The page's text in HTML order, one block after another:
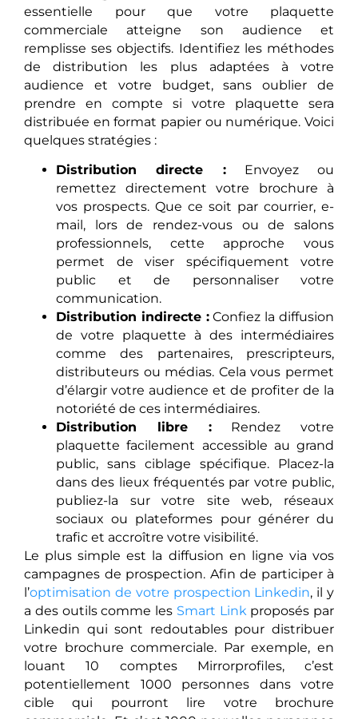
essentielle pour que votre plaquette
commerciale atteigne son audience et
remplisse ses objectifs. Identifiez les méthodes
de distribution les plus adaptées à votre
audience et votre budget, sans oublier de
prendre en compte si votre plaquette sera
distribuée en format papier ou numérique. Voici
quelques stratégies :
Distribution directe :Envoyez ou
remettez directement votre brochure à
vos prospects. Que ce soit par courrier, e-
mail, lors de rendez-vous ou de salons
professionnels, cette approche vous
permet de viser spécifiquement votre
public et de personnaliser votre
communication.
Distribution indirecte :Confiez la diffusion
de votre plaquette à des intermédiaires
comme des partenaires, prescripteurs,
distributeurs ou médias. Cela vous permet
d’élargir votre audience et de profiter de la
notoriété de ces intermédiaires.
Distribution libre :Rendez votre
plaquette facilement accessible au grand
public, sans ciblage spécifique. Placez-la
dans des lieux fréquentés par votre public,
publiez-la sur votre site web, réseaux
sociaux ou plateformes pour générer du
trafic et accroître votre visibilité.
Le plus simple est la diffusion en ligne via vos
campagnes de prospection. Afin de participer à
l’optimisation de votre prospection Linkedin, il y
a des outils comme les Smart Linkproposés par
Linkedin qui sont redoutables pour distribuer
votre brochure commerciale. Par exemple, en
louant 10 comptes Mirrorprofiles, c’est
potentiellement 1000 personnes dans votre
cible qui pourront lire votre brochure